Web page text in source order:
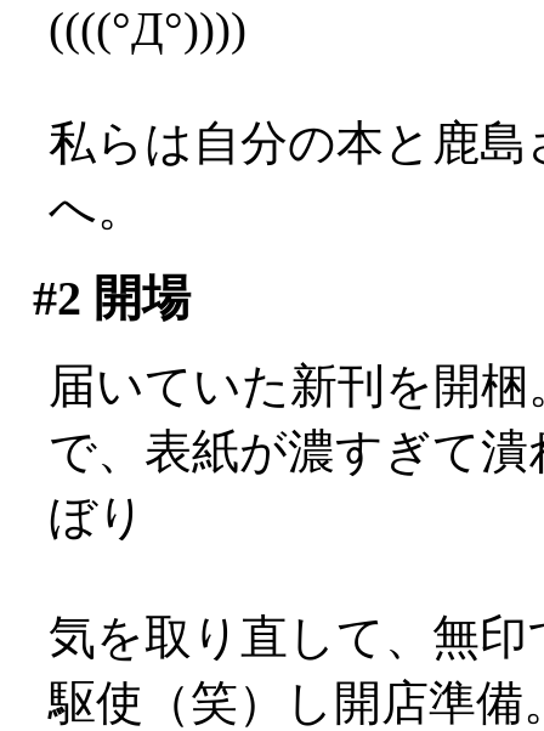
((((°Д°))))
私らは自分の本と鹿
へ。
#2 開場
届いていた新刊を開梱
で、表紙が濃すぎて
ぼり
気を取り直して、無
駆使（笑）し開店準備